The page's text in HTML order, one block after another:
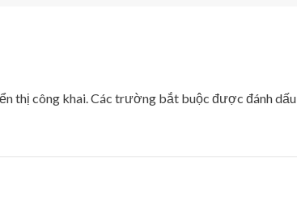
thị công khai.Các trường bắt buộc được đánh dấu